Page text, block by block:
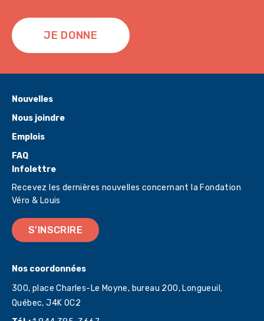
JE DONNE
Infolettre
Recevez les dernières nouvelles concernant la Fondation
Véro & Louis
S'INSCRIRE
Nos coordonnées
300, place Charles-Le Moyne, bureau 200, Longueuil,
Québec,J4K 0C2
Nouvelles
Nous joindre
Emplois
FAQ